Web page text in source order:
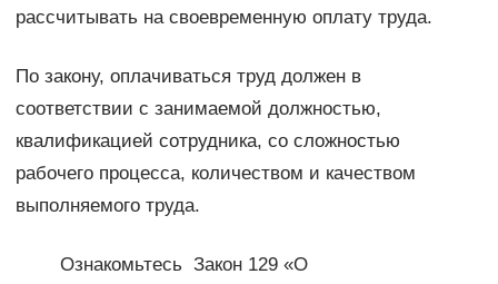
рассчитывать на своевременную оплату труда.
По закону, оплачиваться труд должен в
соответствии с занимаемой должностью,
квалификацией сотрудника, со сложностью
рабочего процесса, количеством и качеством
выполняемого труда.
Ознакомьтесь Закон 129 «О